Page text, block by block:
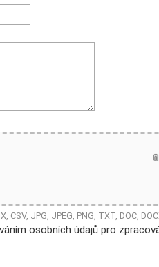
CSV, JPG, JPEG, PNG, TXT, DOC,
osobních údajů pro